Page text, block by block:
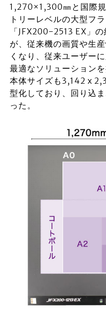
1,270×1,300㎜と国際
トリーレベルの大型フ
「JFX200-2513 EX」
が、従来機の画質や生
くなり、従来ユーザー
最適なソリューションを
本体サイズも3,142 x
型化しており、回り込
った。